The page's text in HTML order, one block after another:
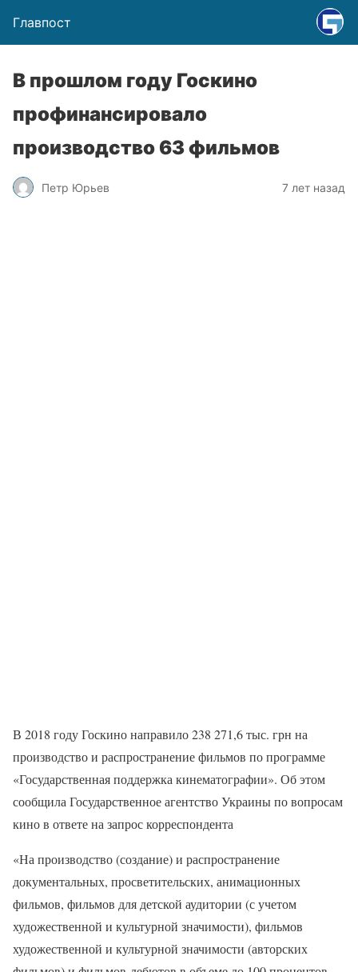
Главпост
В прошлом году Госкино
профинансировало
производство 63 фильмов
Петр Юрьев 7 лет назад
В 2018 году Госкино направило 238 271,6 тыс. грн на
производство и распространение фильмов по программе
«Государственная поддержка кинематографии». Об этом
сообщила Государственное агентство Украины по вопросам
кино в ответе на запрос корреспондента
«На производство (создание) и распространение
документальных, просветительских, анимационных
фильмов, фильмов для детской аудитории (с учетом
художественной и культурной значимости), фильмов
художественной и культурной значимости (авторских